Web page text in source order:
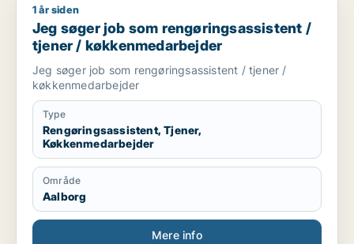
Jeg søger job som rengøringsassistent / tjener /
1 år siden
Jeg søger job som rengøringsassistent /
tjener / køkkenmedarbejder
Jeg søger job som rengøringsassistent / tjener /
køkkenmedarbejder
Type
Rengøringsassistent, Tjener,
Køkkenmedarbejder
Område
Aalborg
Mere info